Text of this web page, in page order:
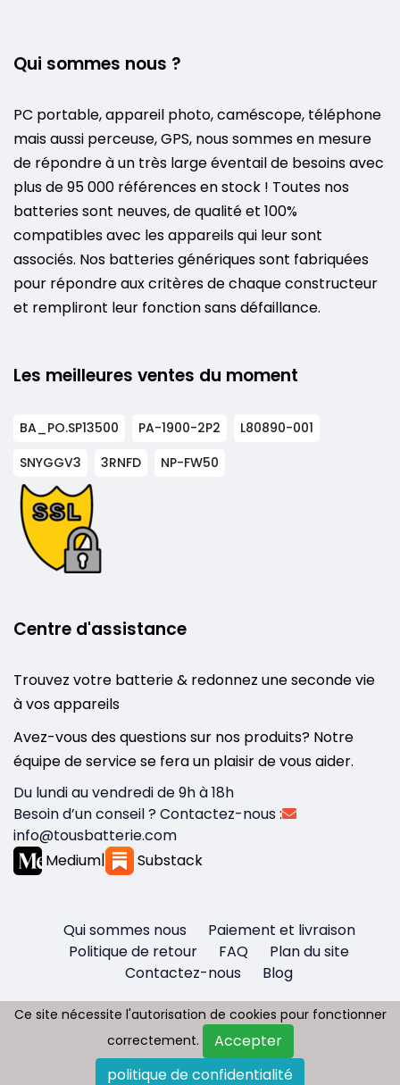
Qui sommes nous ?
PC portable, appareil photo, caméscope, téléphone
mais aussi perceuse, GPS, nous sommes en mesure
de répondre à un très large éventail de besoins avec
plus de 95 000 références en stock ! Toutes nos
batteries sont neuves, de qualité et 100%
compatibles avec les appareils qui leur sont
associés. Nos batteries génériques sont fabriquées
pour répondre aux critères de chaque constructeur
et rempliront leur fonction sans défaillance.
Les meilleures ventes du moment
BA_PO.SP13500 PA-1900-2P2
L80890-001
SNYGGV3
3RNFD NP-FW50
Centre d'assistance
Trouvez votre batterie & redonnez une seconde vie
à vos appareils
Avez-vous des questions sur nos produits? Notre
équipe de service se fera un plaisir de vous aider.
Du lundi au vendredi de 9h à 18h
Besoin d’un conseil ? Contactez-nous :
info@tousbatterie.com
Medium| Substack
Qui sommes nous
Paiement et livraison
Politique de retour
FAQ
Plan du site
Contactez-nous
Blog
Copyright © 2026 - Tous droit réservés
Tousbatterie.com
Ce site nécessite l'autorisation de cookies pour fonctionner
correctement.
Accepter
politique de confidentialité
Ce site nécessite l'autorisation de cookies pour fonctionner
correctement.
Accepter
politique de confidentialité